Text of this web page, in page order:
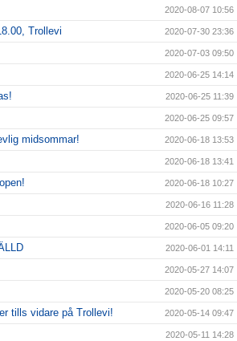
2020-08-07 10:56
Trollevi 2020-07-30 23:36
2020-07-03 09:50
2020-06-25 14:14
2020-06-25 11:39
2020-06-25 09:57
midsommar! 2020-06-18 13:53
2020-06-18 13:41
2020-06-18 10:27
2020-06-16 11:28
2020-06-05 09:20
2020-06-01 14:11
2020-05-27 14:07
2020-05-20 08:25
tills vidare på Trollevi! 2020-05-14 09:47
2020-05-11 14:28